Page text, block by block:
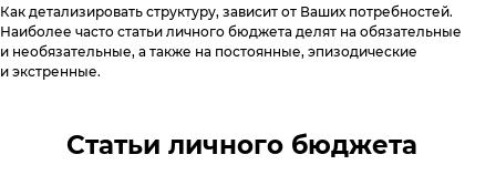
Как детализировать структуру, зависит от Ваших потребностей.
Наиболее часто статьи личного бюджета делят на обязательные
и необязательные, а также на постоянные, эпизодические
и экстренные.
Статьи личного бюджета